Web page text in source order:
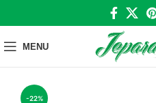
MENU
-22%